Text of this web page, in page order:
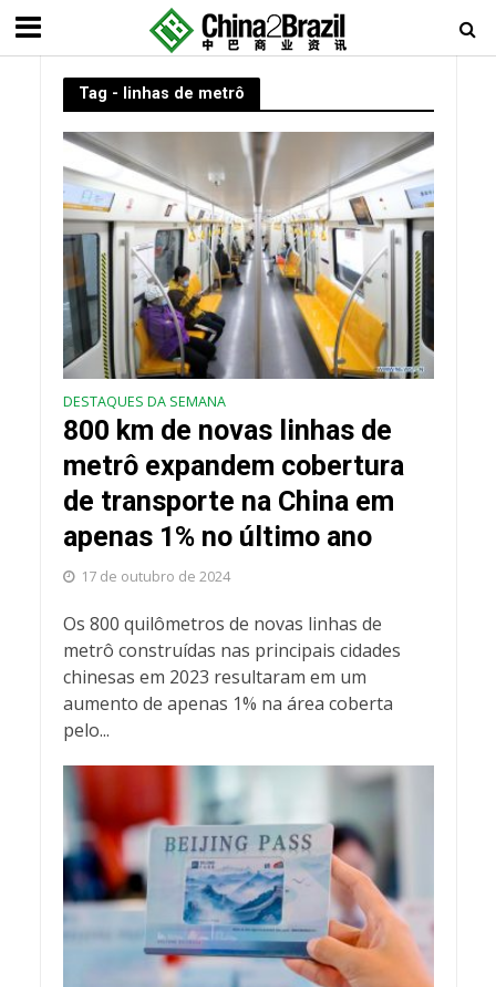
Tag - linhas de metrô
DESTAQUES DA SEMANA
800 km de novas linhas de
metrô expandem cobertura
de transporte na China em
apenas 1% no último ano
17 de outubro de 2024
Os 800 quilômetros de novas linhas de
metrô construídas nas principais cidades
chinesas em 2023 resultaram em um
aumento de apenas 1% na área coberta
pelo...